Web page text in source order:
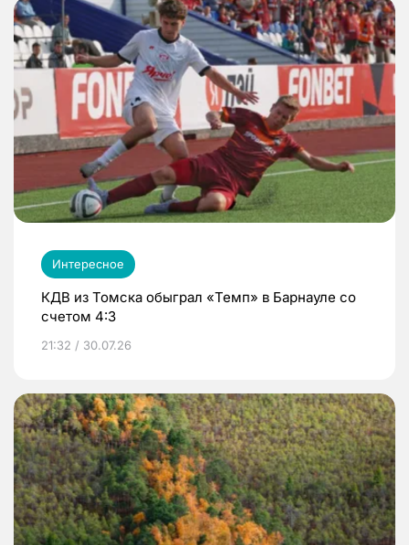
Интересное
КДВ из Томска обыграл «Темп» в Барнауле со
счетом 4:3
21:32 / 30.07.26